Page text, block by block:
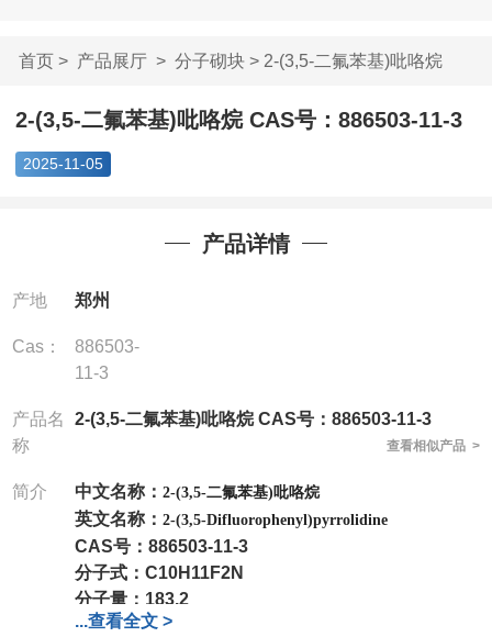
首页> 产品展厅> 分子砌块> 2-(3,5-二氟苯基)吡咯烷
CA...
2-(3,5-二氟苯基)吡咯烷 CAS号：886503-11-3
2025-11-05
产品详情
产地 郑州
Cas：
886503-
11-3
产品名
称
2-(3,5-二氟苯基)吡咯烷 CAS号：886503-11-3
查看相似产品 >
简介 中文名称： 2-(3,5-二氟苯基)吡咯烷
英文名称： 2-(3,5-Difluorophenyl)pyrrolidine
CAS号： 886503-11-3
分子式： C10H11F2N
分子量： 183.2
包装：1Mg ; 5Mg;10Mg ;100Mg;250Mg ;500Mg
...查看全文 >